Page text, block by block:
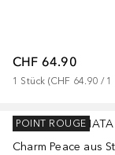
CHF 64.90
1 Stück (CHF 64.90 / 1
RAFAELA DONATA
POINT ROUGE